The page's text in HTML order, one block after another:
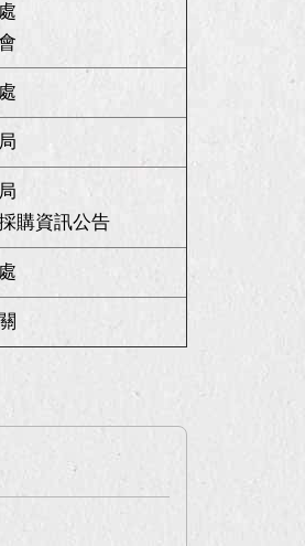
購資訊公告